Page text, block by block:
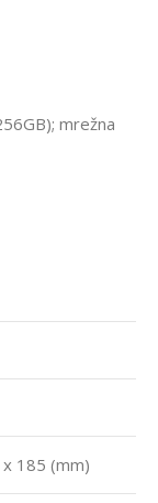
mrežna
185 (mm)